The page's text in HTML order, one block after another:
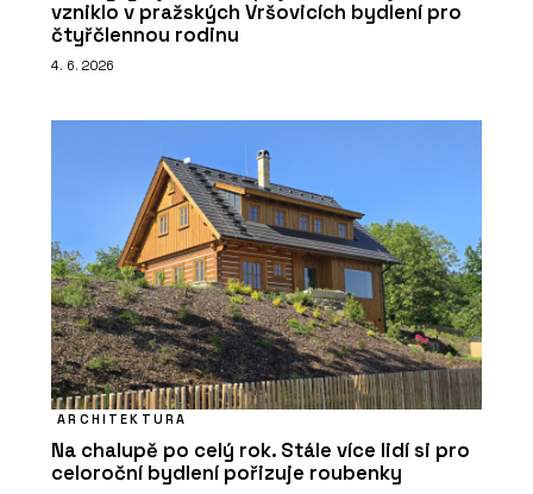
vzniklo v pražských Vršovicích bydlení pro
čtyřčlennou rodinu
4. 6. 2026
ARCHITEKTURA
Na chalupě po celý rok. Stále více lidí si pro
celoroční bydlení pořizuje roubenky